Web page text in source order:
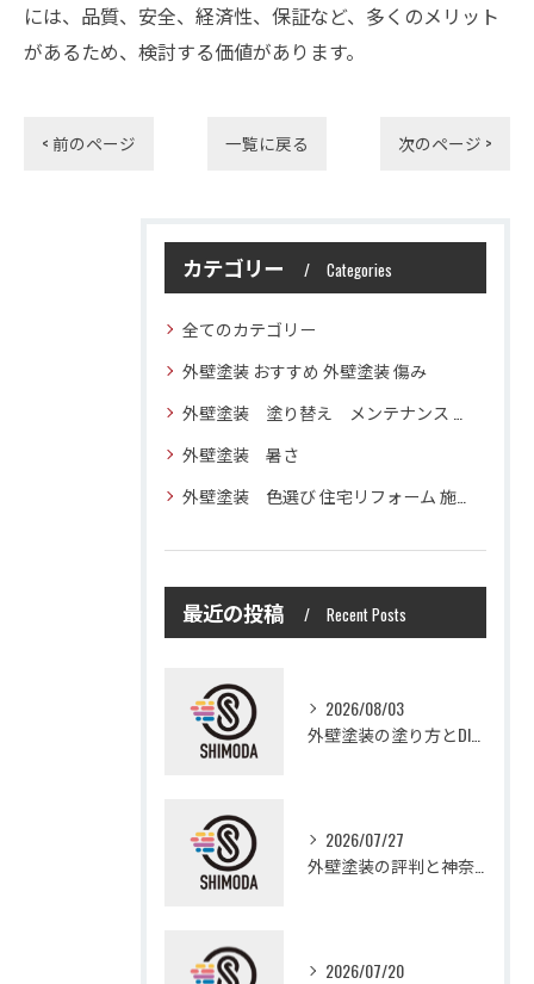
には、品質、安全、経済性、保証など、多くのメリット
があるため、検討する価値があります。
< 前のページ 一覧に戻る 次のページ >
カテゴリー Categories
全てのカテゴリー
外壁塗装 おすすめ 外壁塗装 傷み
外壁塗装 塗り替え メンテナンス 住宅塗装
外壁塗装 暑さ
外壁塗装 色選び 住宅リフォーム 施工技術
最近の投稿 Recent Posts
2026/08/03
2026/07/27
2026/07/20